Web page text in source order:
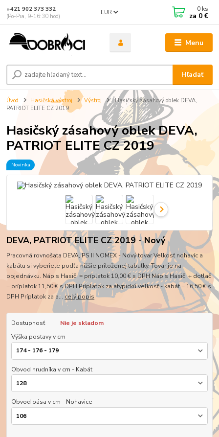
Menu
EUR
Hľadať
+421 902 373 332
(Po-Pia, 9-16:30 hod)
0 ks
za 0 €
Úvod Hasičská výstroj Výstroj
Hasičský zásahový oblek DEVA,
PATRIOT ELITE CZ 2019
Hasičský zásahový oblek DEVA,
PATRIOT ELITE CZ 2019
Novinka
DEVA, PATRIOT ELITE CZ 2019 - Nový
Pracovná rovnošata DEVA, PS II NOMEX - Nový tovar Velkosť nohavíc a
kabátu si vyberiete podľa nižšie priloženej tabuľky. Tovar je na
objednávku. Nápis Hasiči = príplatok 10,00 € s DPH Nápis Hasiči + dotlač
= príplatok 11,50 € s DPH Príplatok za atypickú veľkosť - kabát = 16,50 € s
DPH Príplatok za a... celý popis
Dostupnosť
Nie je skladom
Výška postavy v cm
Obvod hrudníka v cm - Kabát
Obvod pása v cm - Nohavice